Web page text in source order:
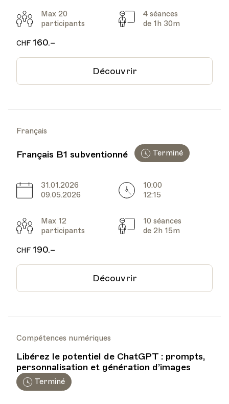
Participants
Max 20
participants
Cours
4 séances
de 1h 30m
CHF160.–
Découvrir
Français
Français B1 subventionné Terminé
Date
31.01.2026
09.05.2026
Heure
10:00
12:15
Participants
Max 12
participants
Cours
10 séances
de 2h 15m
CHF190.–
Découvrir
Compétences numériques
Libérez le potentiel de ChatGPT : prompts,
personnalisation et génération d’images
Terminé